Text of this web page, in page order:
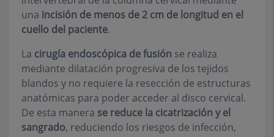
una incisión de menos de 2 cm de longitud en el
cuello del paciente.
La cirugía endoscópica de fusión se realiza
mediante dilatación progresiva de los tejidos
blandos y no requiere la resección de estructuras
anatómicas para poder acceder al disco cervical.
De esta manera se reduce la cicatrización y el
sangrado, reduciendo los riesgos de infección,